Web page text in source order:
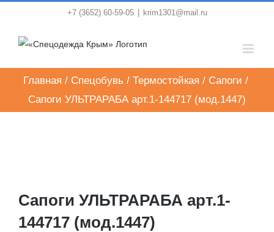
content
+7 (3652) 60-59-05 krim1301@mail.ru
Главная / Спецобувь / Термостойкая / Сапоги /
Сапоги УЛЬТРАРАБА арт.1-144717 (мод.1447)
Сапоги УЛЬТРАРАБА арт.1-
144717 (мод.1447)